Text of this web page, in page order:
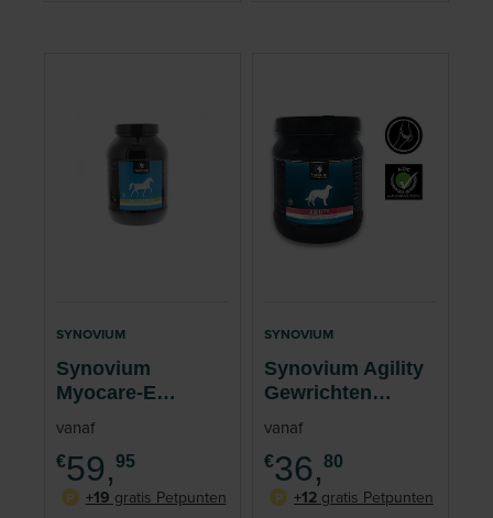
SYNOVIUM
Synovium
Myocare-E
Spieren Paard 1.5
vanaf
€59, 95
P
+19 gratis Petpunten
SYNOVIUM
Synovium Agility
Gewrichten
Oudere Hond 300
vanaf
€36,80
P
+12 gratis Petpunten